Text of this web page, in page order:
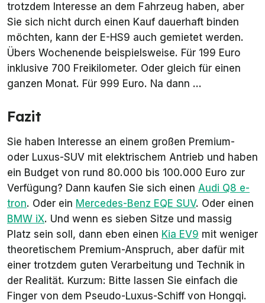
trotzdem Interesse an dem Fahrzeug haben, aber
Sie sich nicht durch einen Kauf dauerhaft binden
möchten, kann der E-HS9 auch gemietet werden.
Übers Wochenende beispielsweise. Für 199 Euro
inklusive 700 Freikilometer. Oder gleich für einen
ganzen Monat. Für 999 Euro. Na dann ...
Fazit
Sie haben Interesse an einem großen Premium-
oder Luxus-SUV mit elektrischem Antrieb und haben
ein Budget von rund 80.000 bis 100.000 Euro zur
Verfügung? Dann kaufen Sie sich einen Audi Q8 e-
tron. Oder ein Mercedes-Benz EQE SUV. Oder einen
BMW iX. Und wenn es sieben Sitze und massig
Platz sein soll, dann eben einen Kia EV9 mit weniger
theoretischem Premium-Anspruch, aber dafür mit
einer trotzdem guten Verarbeitung und Technik in
der Realität. Kurzum: Bitte lassen Sie einfach die
Finger von dem Pseudo-Luxus-Schiff von Hongqi.